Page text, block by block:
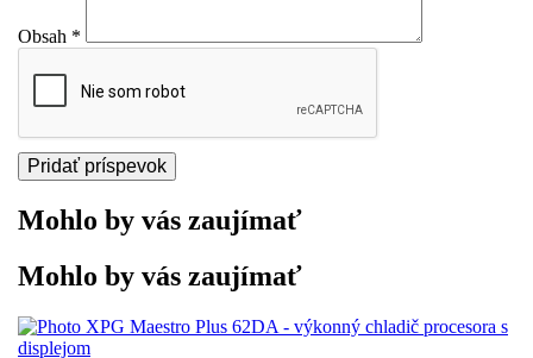
Obsah *
Mohlo by vás zaujímať
Mohlo by vás zaujímať